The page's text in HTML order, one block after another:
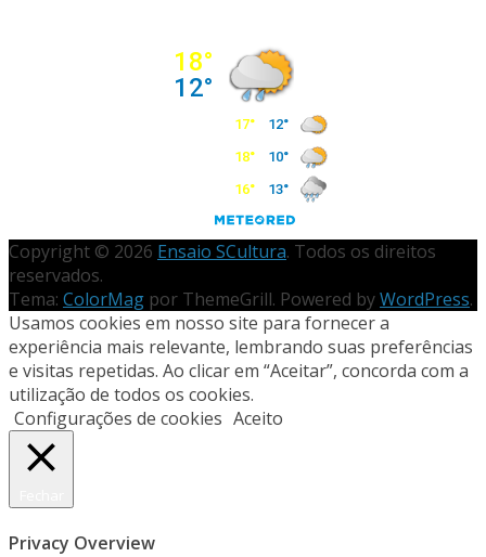
Copyright © 2026 Ensaio SCultura. Todos os direitos
reservados.
Tema: ColorMag por ThemeGrill. Powered byWordPress.
Usamos cookies em nosso site para fornecer a
experiência mais relevante, lembrando suas preferências
e visitas repetidas. Ao clicar em “Aceitar”, concorda com a
utilização de todos os cookies.
Configurações de cookies Aceito
Privacy Overview